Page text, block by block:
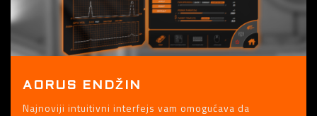
AORUS ENDŽIN
Najnoviji intuitivni interfejs vam omogućava da